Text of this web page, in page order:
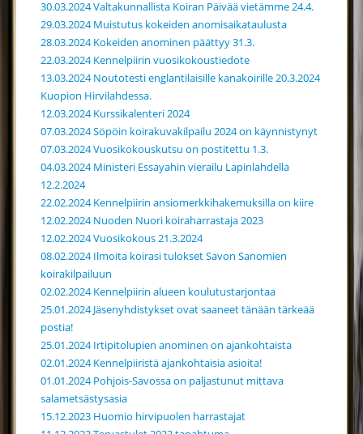
30.03.2024 Valtakunnallista Koiran Päivää vietämme 24.4.
29.03.2024 Muistutus kokeiden anomisaikataulusta
28.03.2024 Kokeiden anominen päättyy 31.3.
22.03.2024 Kennelpiirin vuosikokoustiedote
13.03.2024 Noutotesti englantilaisille kanakoirille 20.3.2024
Kuopion Hirvilahdessa.
12.03.2024 Kurssikalenteri 2024
07.03.2024 Söpöin koirakuvakilpailu 2024 on käynnistynyt
07.03.2024 Vuosikokouskutsu on postitettu 1.3.
04.03.2024 Ministeri Essayahin vierailu Lapinlahdella
12.2.2024
22.02.2024 Kennelpiirin ansiomerkkihakemuksilla on kiire
12.02.2024 Nuoden Nuori koiraharrastaja 2023
12.02.2024 Vuosikokous 21.3.2024
08.02.2024 Ilmoita koirasi tulokset Savon Sanomien
koirakilpailuun
02.02.2024 Kennelpiirin alueen koulutustarjontaa
25.01.2024 Jäsenyhdistykset ovat saaneet tänään tärkeää
postia!
25.01.2024 Irtipitolupien anominen on ajankohtaista
02.01.2024 Kennelpiiristä ajankohtaisia asioita!
01.01.2024 Pohjois-Savossa on paljastunut mittava
salametsästysasia
15.12.2023 Huomio hirvipuolen harrastajat